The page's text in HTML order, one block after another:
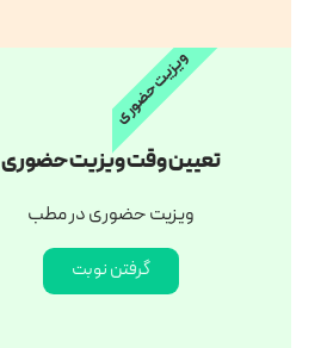
تعیین وقت ویزیت حضوری
ویزیت حضوری در مطب
گرفتن نوبت
ویزیت حضوری